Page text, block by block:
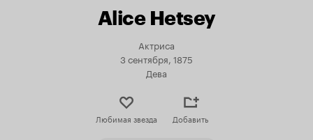
Alice Hetsey
Актриса
3 сентября, 1875
Дева
Любимая звезда Добавить